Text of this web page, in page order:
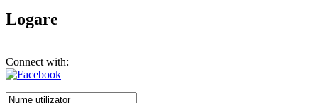
Logare
Connect with: